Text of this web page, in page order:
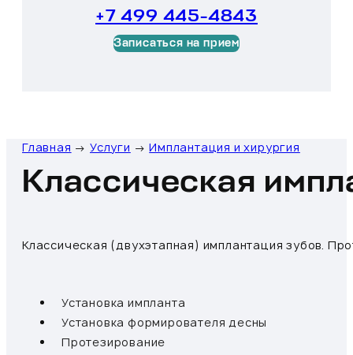
+7 499 445-4843
Записаться на прием
Главная →Услуги →Имплантация и хирургия
Классическая
Классическая (двухэтапная) имплантация зубов.
Установка импланта
Установка формирователя десны
Протезирование